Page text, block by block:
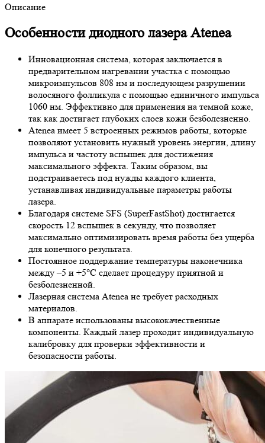
Описание
Особенности диодного лазера Atenea
Инновационная система, которая заключается в
предварительном нагревании участка с помощью
микроимпульсов 808 нм и последующем разрушении
волосяного фолликула с помощью единичного импульса
1060 нм. Эффективно для применения на темной коже,
так как достигает глубоких слоев кожи безболезненно.
Atenea имеет 5 встроенных режимов работы, которые
позволяют установить нужный уровень энергии, длину
импульса и частоту вспышек для достижения
максимального эффекта. Таким образом, вы
подстраиваетесь под нужды каждого клиента,
устанавливая индивидуальные параметры работы
лазера.
Благодаря системе SFS (SuperFastShot) достигается
скорость 12 вспышек в секунду, что позволяет
максимально оптимизировать время работы без ущерба
для конечного результата.
Постоянное поддержание температуры наконечника
между –5 и +5°C сделает процедуру приятной и
безболезненной.
Лазерная система Atenea не требует расходных
материалов.
В аппарате использованы высококачественные
компоненты. Каждый лазер проходит индивидуальную
калибровку для проверки эффективности и
безопасности работы.